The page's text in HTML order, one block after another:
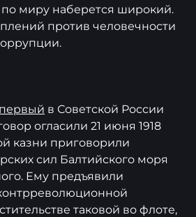
миру наберется широкий.
против человечности
первый в Советской России
огласили 21 июня 1918
казни приговорили
сил Балтийского моря
Ему предъявили
таковой во флоте,